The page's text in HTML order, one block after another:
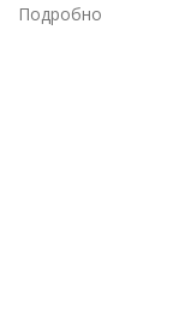
Подробно